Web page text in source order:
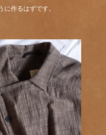
に作るはずです。